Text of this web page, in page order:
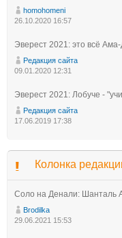
homohomeni
26.10.2020 16:57
Эверест 2021: это всё
Редакция сайта
09.01.2020 12:31
Эверест 2021: Лобуче -
Редакция сайта
17.06.2019 17:38
Колонка
Соло на Денали: Шанталь
Brodilka
29.06.2021 15:53